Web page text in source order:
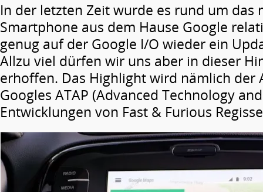
In der letzten Zeit wurde es rund um das
Smartphone aus dem Hause Google
genug auf der Google I/O wieder ein
Allzu viel dürfen wir uns aber in dieser
erhoffen. Das Highlight wird nämlich der
Googles ATAP (Advanced Technology
Entwicklungen von Fast & Furious